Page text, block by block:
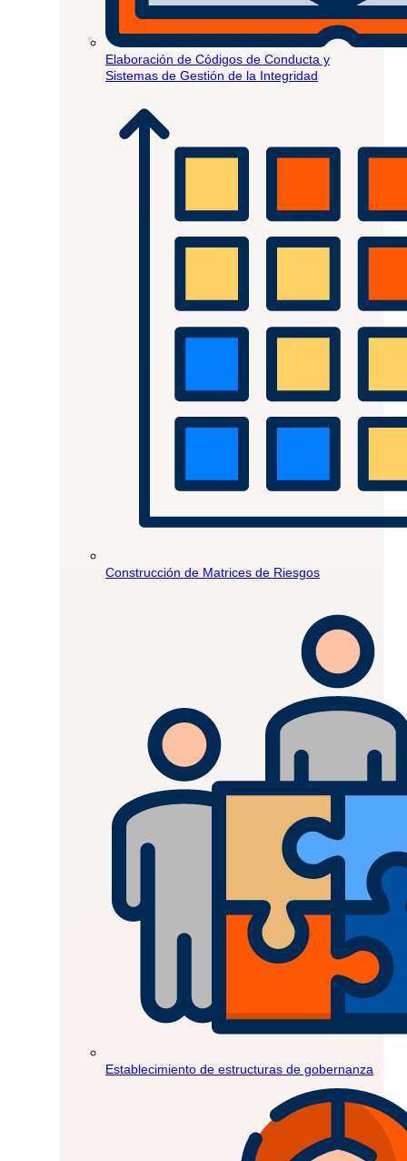
Elaboración de Códigos de Conducta y
Sistemas de Gestión de la Integridad
Construcción de Matrices de Riesgos
Establecimiento de estructuras de gobernanza